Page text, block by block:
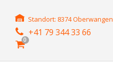
Standort: 8374 Oberwangen
+41 79 344 33 66
0